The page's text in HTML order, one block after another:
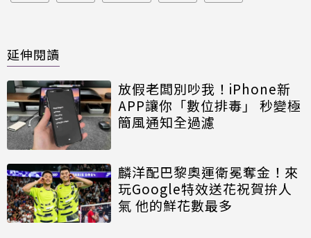
延伸閱讀
放假老闆別吵我！iPhone新
APP讓你「數位排毒」 秒變極
簡風通知全過濾
麟洋配巴黎奧運衛冕奪金！來
玩Google特效送花祝賀拚人
氣 他的鮮花數最多